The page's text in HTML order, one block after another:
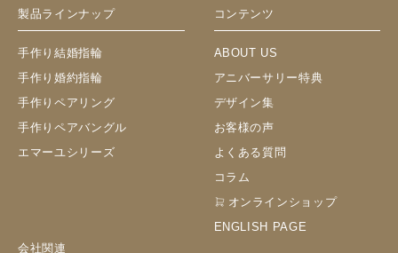
製品ラインナップ
手作り結婚指輪
手作り婚約指輪
手作りペアリング
手作りペアバングル
エマーユシリーズ
コンテンツ
ABOUT US
アニバーサリー特典
デザイン集
お客様の声
よくある質問
コラム
オンラインショップ
ENGLISH PAGE
会社関連